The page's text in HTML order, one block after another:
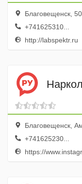
Благовещенск,
+741625310...
http://labspektr.ru
Благовещенск,
+741625230...
https://